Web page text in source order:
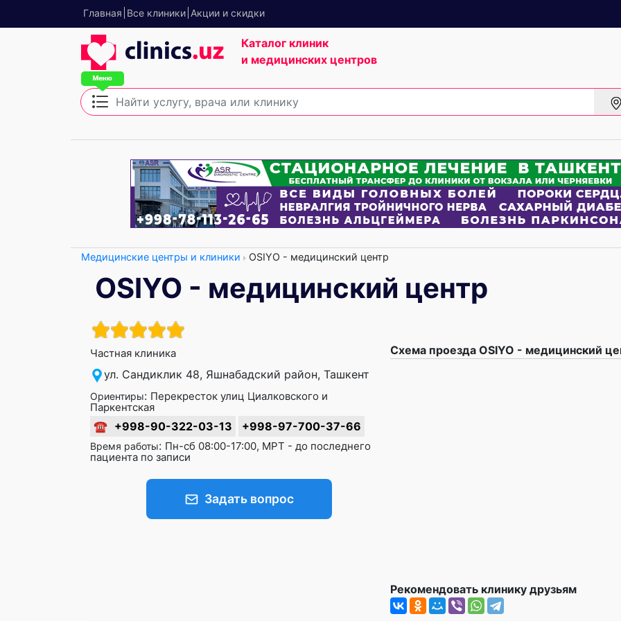
Главная Все клиники Акции и скидки
Каталог клиник
и медицинских центров
Медицинские центры и клиники OSIYO - медицинский центр
OSIYO - медицинский центр
Частная клиника
ул. Сандиклик 48, Яшнабадский район, Ташкент
Ориентиры: Перекресток улиц Циалковского и
Паркентская
☎ +998-90-322-03-13 +998-97-700-37-66
Время работы: Пн-сб 08:00-17:00, МРТ - до последнего
пациента по записи
Задать вопрос
Схема проезда OSIYO - медицинский
Рекомендовать клинику друзьям